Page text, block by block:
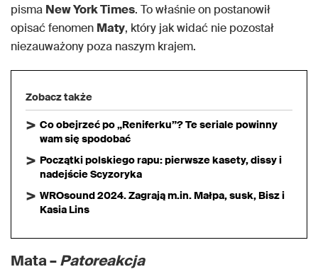
pisma New York Times. To właśnie on postanowił
opisać fenomen Maty, który jak widać nie pozostał
niezauważony poza naszym krajem.
Zobacz także
Co obejrzeć po „Reniferku”? Te seriale powinny
wam się spodobać
Początki polskiego rapu: pierwsze kasety, dissy i
nadejście Scyzoryka
WROsound 2024. Zagrają m.in. Małpa, susk, Bisz i
Kasia Lins
Mata –Patoreakcja